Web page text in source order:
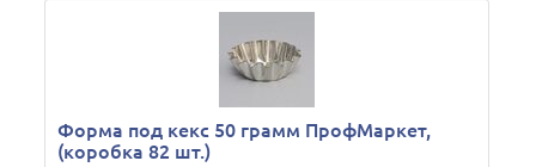
Форма под кекс 50 грамм ПрофМаркет,
(коробка 82 шт.)